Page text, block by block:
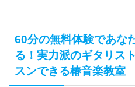
60分の無料体験であな
る！実力派のギタリス
スンできる椿音楽教室